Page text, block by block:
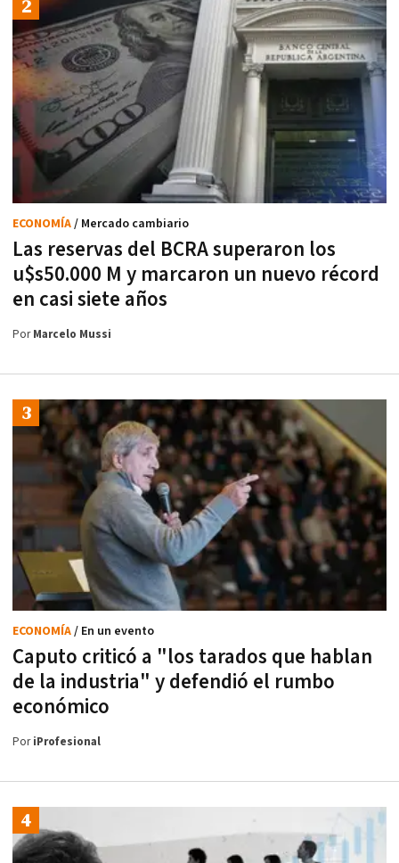
Las reservas del BCRA superaron los
u$s50.000 M y marcaron un nuevo récord
en casi siete años
ECONOMÍA/ Mercado cambiario
PorMarcelo Mussi
Caputo criticó a "los tarados que hablan
de la industria" y defendió el rumbo
económico
ECONOMÍA/ En un evento
PoriProfesional